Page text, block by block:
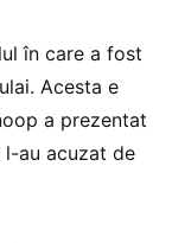
în care a fost
Acesta e
a prezentat
au acuzat de